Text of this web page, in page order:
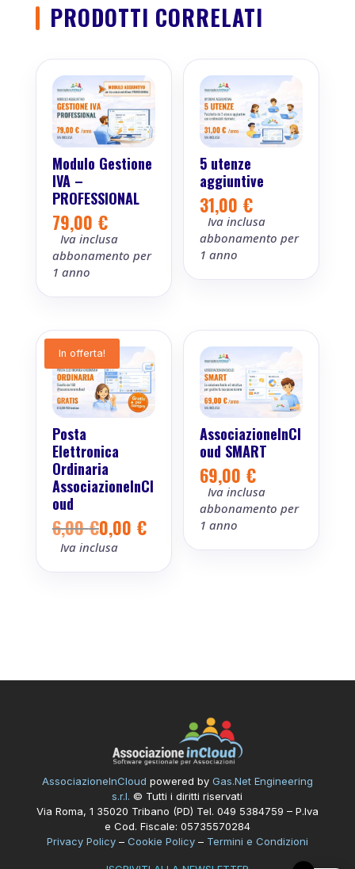
PRODOTTI CORRELATI
Modulo Gestione
IVA –
PROFESSIONAL
79,00 €
Iva inclusa
abbonamento per
1 anno
5 utenze
aggiuntive
31,00 €
Iva inclusa
abbonamento per
1 anno
In offerta!
Posta
Elettronica
Ordinaria
AssociazioneInCl
oud
6,00€
Il
prezzo
era:
0,00 €
Il
prezzo
è:
Iva inclusa
AssociazioneInCl
oud SMART
69,00 €
Iva inclusa
abbonamento per
1 anno
AssociazioneInCloud powered by Gas.Net Engineering
s.r.l. © Tutti i diritti riservati
Via Roma, 1 35020 Tribano (PD) Tel. 049 5384759 – P.Iva
e Cod. Fiscale: 05735570284
Privacy Policy – Cookie Policy – Termini e Condizioni